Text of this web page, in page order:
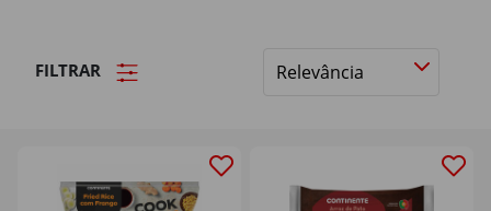
FILTRAR
Ordenar